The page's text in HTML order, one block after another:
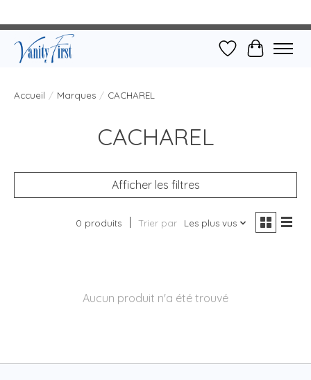
Liste dePanier
Accueil / Marques / CACHAREL
CACHAREL
Afficher les filtres
0 produits Trier par Les plus vus
Aucun produit n'a été trouvé